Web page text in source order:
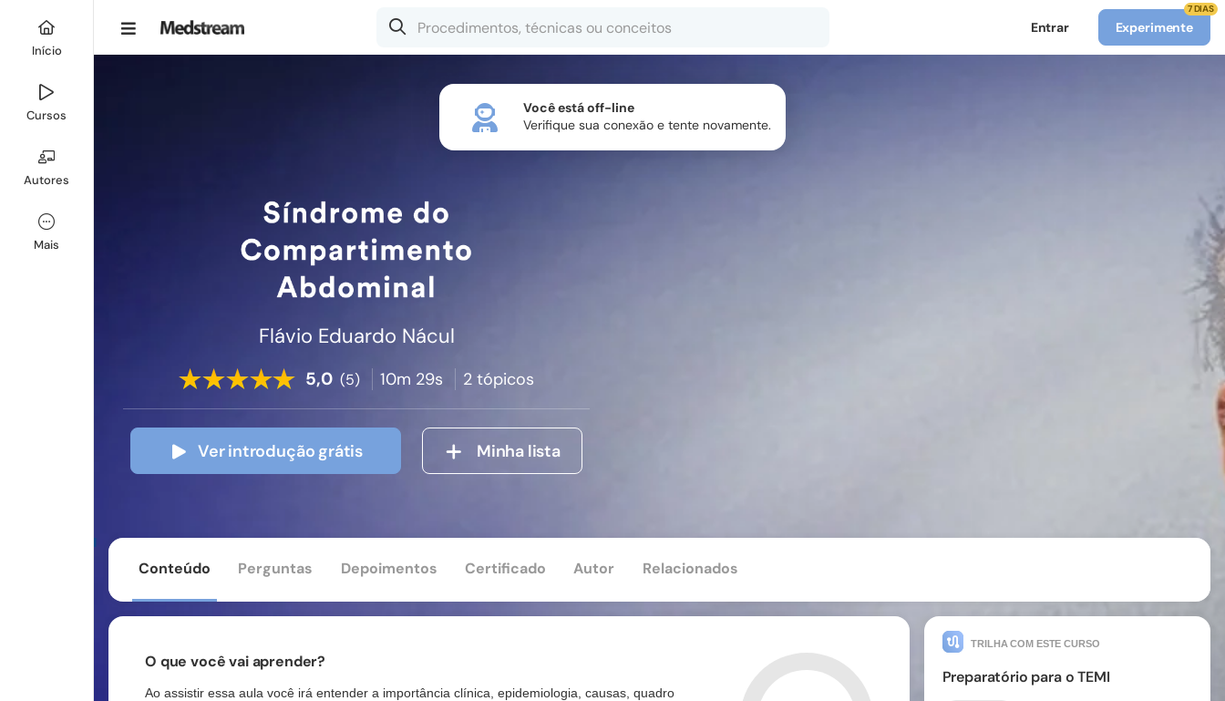
Início
Cursos
Autores
Mais
Entrar Experimente
7 DIAS
Flávio Eduardo Nácul
5,0 (5) 10m 29s 2 tópicos
Ver introdução grátis Minha lista
Conteúdo Perguntas Depoimentos Certificado Autor Relacionados
O que você vai aprender?
Ao assistir essa aula você irá entender a importância clínica, epidemiologia, causas, quadro
TRILHA COM ESTE CURSO
Preparatório para o TEMI
Você está off-line
Verifique sua conexão e tente novamente.